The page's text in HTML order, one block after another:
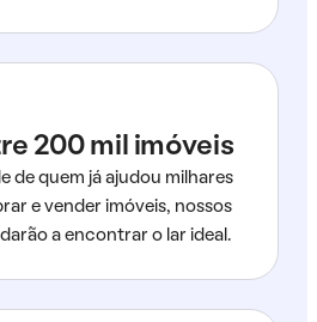
200 mil imóveis
de quem já ajudou milhares
e vender imóveis, nossos
a encontrar o lar ideal.